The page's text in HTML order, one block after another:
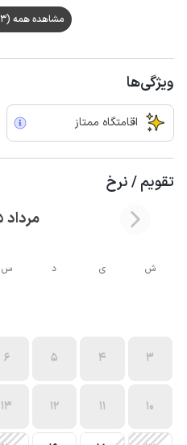
مشاهده همه (23 گزینه)
ویژگی‌ها
اقامتگاه ممتاز
تقویم / نرخ
مرداد 1405
ش ی د س
3
4
5
6
10
11
12
13